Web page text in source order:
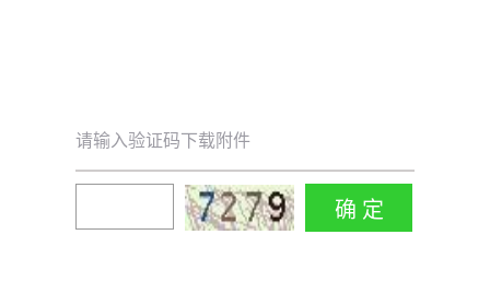
请输入验证码下载附件